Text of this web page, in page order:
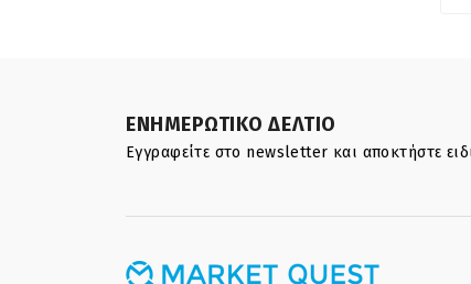
ΕΝΗΜΕΡΩΤΙΚΟ ΔΕΛΤΙΟ
Εγγραφείτε στο newsletter και αποκτήστε